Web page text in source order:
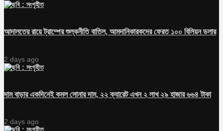
আদালতের রায়ে ট্রাম্পের শুল্কনীতি বাতিল, আমদানিকারকদের ফেরত ১০০ বিলিয়ন ডলার
2 days ago
দাম বাড়ার একদিনেই কমল সোনার দাম, ২২ ক্যারেট এখন ২ লাখ ২৯ হাজার ৬৬৪ টাকা
2 days ago